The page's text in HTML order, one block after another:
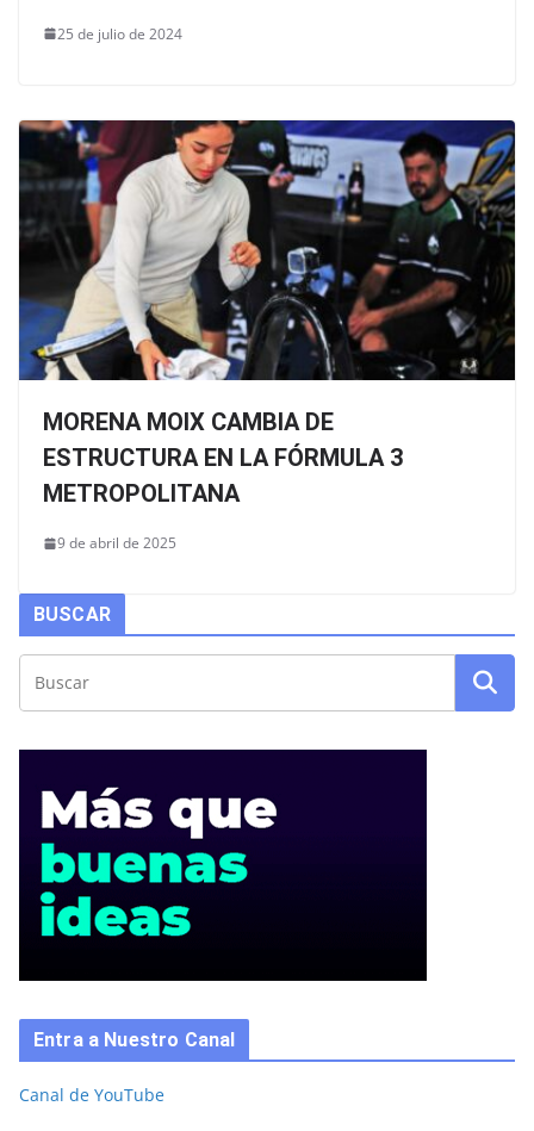
25 de julio de 2024
MORENA MOIX CAMBIA DE
ESTRUCTURA EN LA FÓRMULA 3
METROPOLITANA
9 de abril de 2025
BUSCAR
Entra a Nuestro Canal
Canal de YouTube